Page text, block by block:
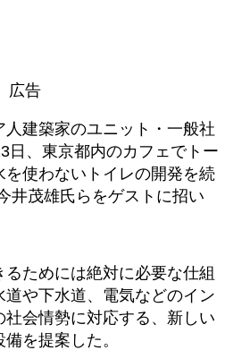
広告
人建築家のユニット・一般社
日、東京都内のカフェでトー
を使わないトイレの開発を続
井茂雄氏らをゲストに招い
るためには絶対に必要な仕組
や下水道、電気などのイン
会情勢に対応する、新しい
を提案した。